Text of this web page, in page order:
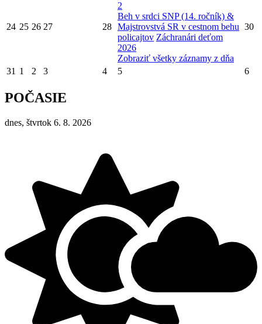
24 25 26 27 28
2
Beh v srdci SNP (14. ročník) &
Majstrovstvá SR v cestnom behu
policajtov Záchranári deťom
2026
Zobraziť všetky záznamy z dňa
30
31 1 2 3 4 5 6
POČASIE
dnes, štvrtok 6. 8. 2026